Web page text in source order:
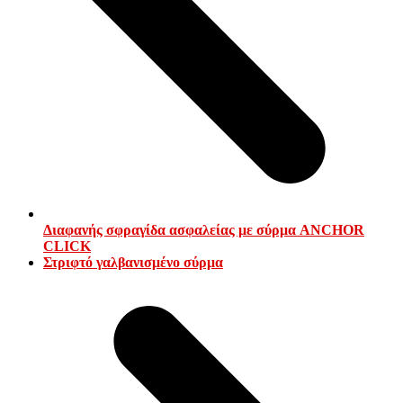
Διαφανής σφραγίδα ασφαλείας με σύρμα ANCHOR
CLICK
next
Στριφτό γαλβανισμένο σύρμα